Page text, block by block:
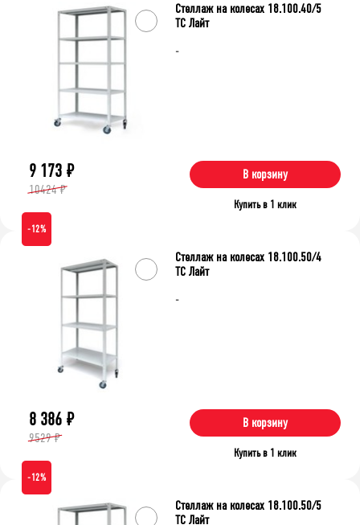
-
Стеллаж на колесах 18.100.40/5
ТС Лайт
9 173 ₽
10424 ₽
В корзину
Купить в 1 клик
-12%
-
Стеллаж на колесах 18.100.50/4
ТС Лайт
8 386 ₽
9529 ₽
В корзину
Купить в 1 клик
-12%
Стеллаж на колесах 18.100.50/5
ТС Лайт